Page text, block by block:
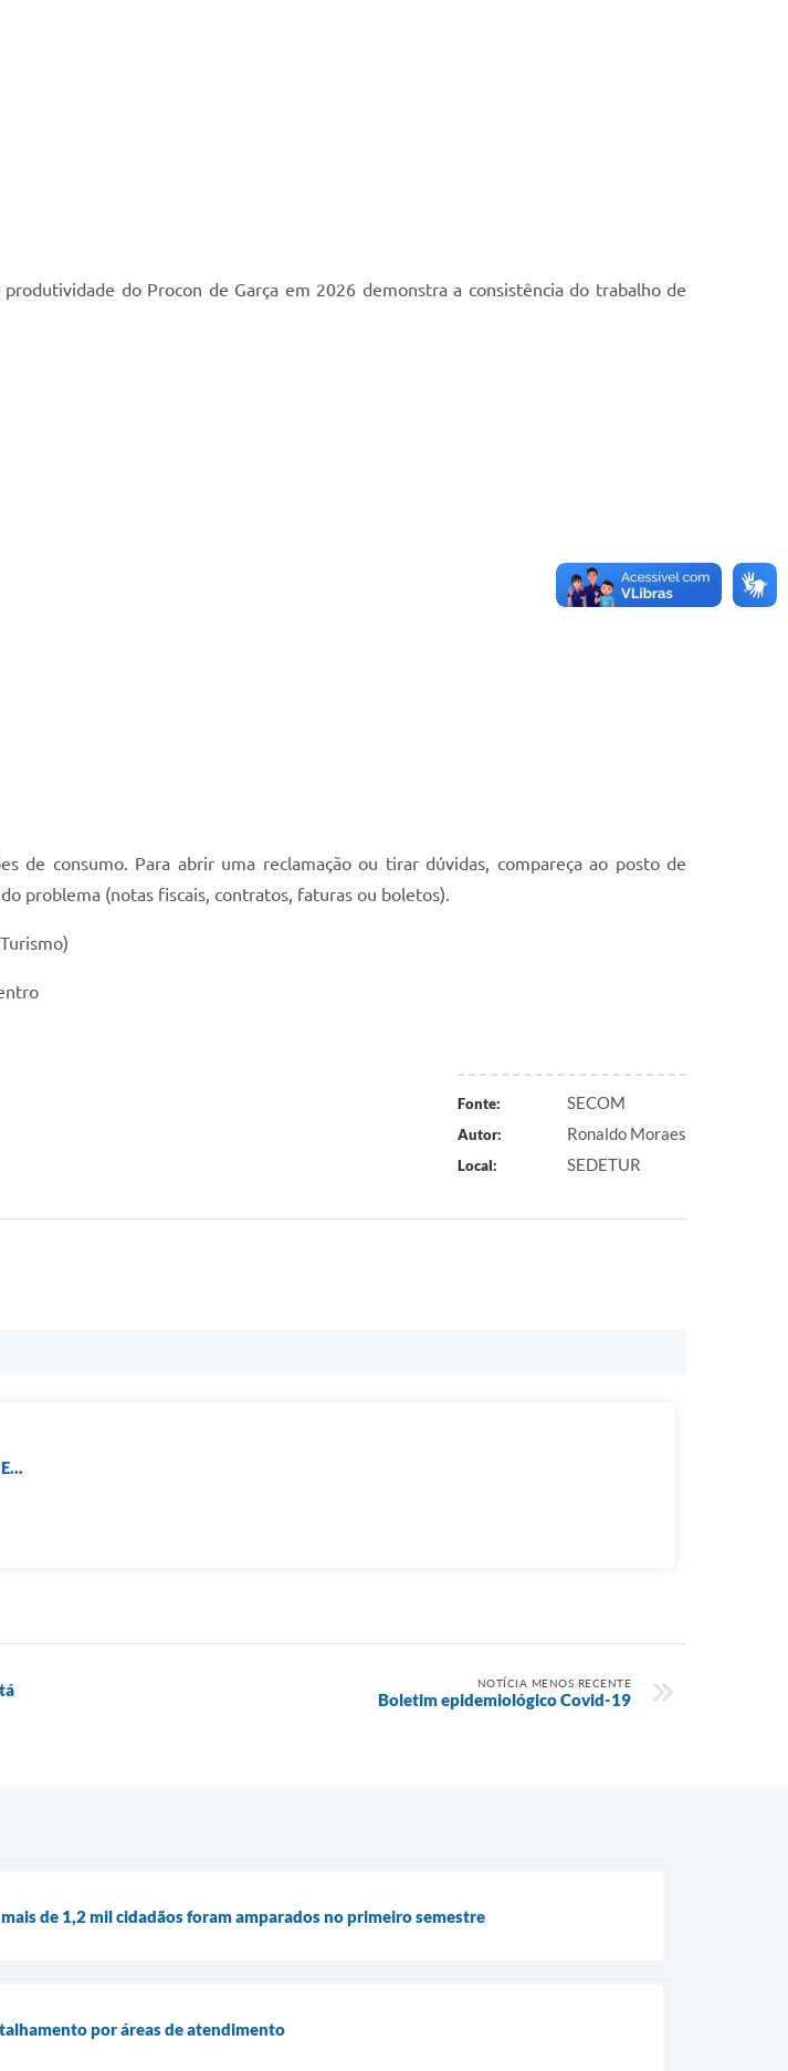
do Procon de Garça em 2026 demonstra a consistência do trabalho de
de consumo. Para abrir uma reclamação ou tirar dúvidas, compareça ao posto de
problema (notas fiscais, contratos, faturas ou boletos).
Fonte: SECOM
Autor: Ronaldo Moraes
Local: SEDETUR
NOTÍCIA MENOS RECENTE
Boletim epidemiológico Covid-19
de 1,2 mil cidadãos foram amparados no primeiro semestre
por áreas de atendimento